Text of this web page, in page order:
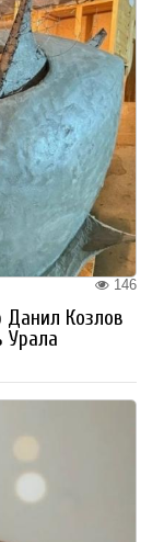
146
Данил Козлов
Урала